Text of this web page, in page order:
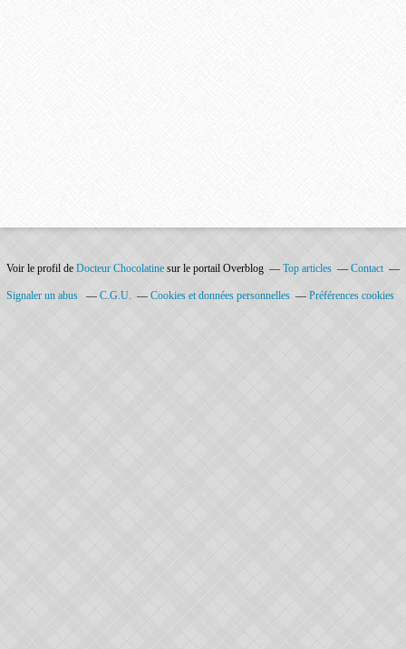
Voir le profil de Docteur Chocolatine sur le portail Overblog Top articles Contact
Signaler un abus C.G.U. Cookies et données personnelles Préférences cookies